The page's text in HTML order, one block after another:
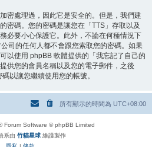
密處理過，因此它是安全的。但是，我們建
密碼。您的密碼是讓您在「TTS」存取以及
必要小心保護它。此外，不論在何種情況下
司的任何人都不會跟您索取您的密碼。如果
以使用 phpBB 軟體提供的「我忘記了自己的
供您的會員名稱以及您的電子郵件，之後
以讓您繼續使用您的帳號。
所有顯示的時間為 UTC+08:00
Forum Software © phpBB Limited
系由 竹貓星球 維護製作